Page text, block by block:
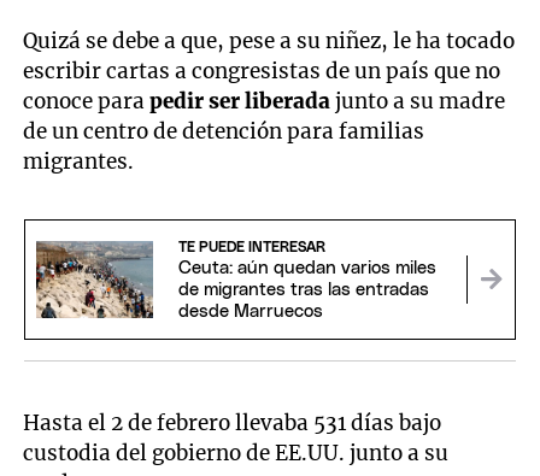
Quizá se debe a que, pese a su niñez, le ha tocado
escribir cartas a congresistas de un país que no
conoce parapedir ser liberadajunto a su madre
de un centro de detención para familias
migrantes.
TE PUEDE INTERESAR
Ceuta: aún quedan varios miles
de migrantes tras las entradas
desde Marruecos
Hasta el 2 de febrero llevaba 531 días bajo
custodia del gobierno de EE.UU. junto a su